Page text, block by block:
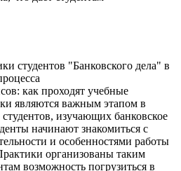
студентов "Банковского дела" в
как проходят учебные
являются важным этапом в
изучающих банковское
начинают знакомиться с
и особенностями работы
организованы таким
возможность погрузиться в